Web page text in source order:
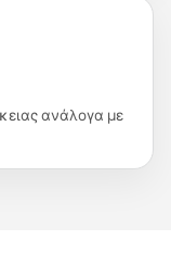
ανάλογα με